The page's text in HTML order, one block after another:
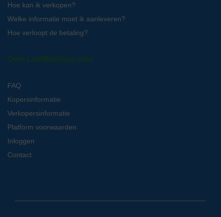
Hoe kan ik verkopen?
Welke informatie moet ik aanleveren?
Hoe verloopt de betaling?
Over LabMakelaar.com
FAQ
Kopersinformatie
Verkopersinformatie
Platform voorwaarden
Inloggen
Contact